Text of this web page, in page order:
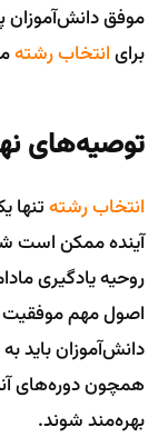
موفق دانش‌آموزان
برایانتخاب رشته
توصیه‌های
انتخاب رشتهتنها
آینده ممکن است
روحیه یادگیری
اصول مهم موفقیت
دانش‌آموزان باید
همچون دوره‌های
بهره‌مند شوند.